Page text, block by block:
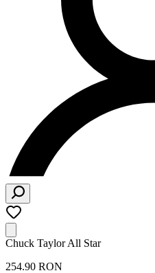
Chuck Taylor All Star
254.90 RON